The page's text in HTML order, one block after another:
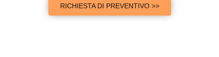
RICHIESTA DI PREVENTIVO >>